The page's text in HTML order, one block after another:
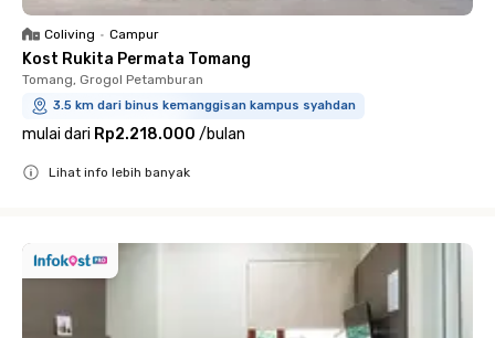
Coliving • Campur
Kost Rukita Permata Tomang
Tomang, Grogol Petamburan
3.5 km dari binus kemanggisan kampus syahdan
mulai dari Rp2.218.000 /bulan
Lihat info lebih banyak